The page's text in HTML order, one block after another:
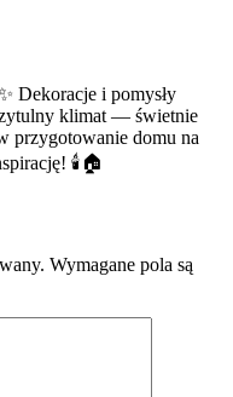
Dekoracje i pomysły
klimat — świetnie
przygotowanie domu na
🕯️🏠
Wymagane pola są